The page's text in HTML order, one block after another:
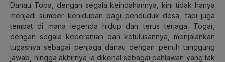
Danau Toba, dengan segala keindahannya, kini tidak hanya
menjadi sumber kehidupan bagi penduduk desa, tapi juga
tempat di mana legenda hidup dan terus terjaga. Togar,
dengan segala keberanian dan ketulusannya, menjalankan
tugasnya sebagai penjaga danau dengan penuh tanggung
jawab, hingga akhirnya ia dikenal sebagai pahlawan yang tak